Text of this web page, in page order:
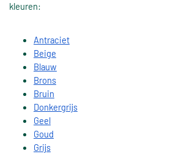
kleuren:
Antraciet
Beige
Blauw
Brons
Bruin
Donkergrijs
Geel
Goud
Grijs